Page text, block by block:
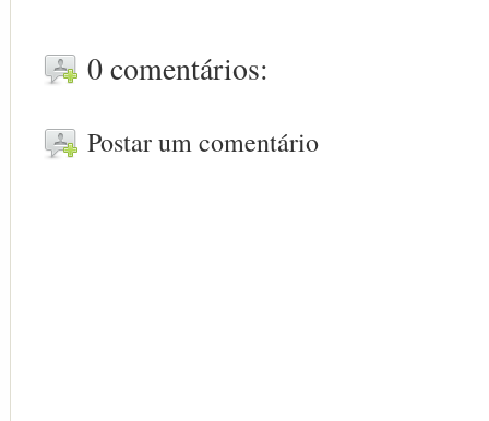
0 comentários:
Postar um comentário